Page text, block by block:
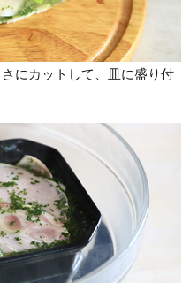
にカットして、皿に盛り付